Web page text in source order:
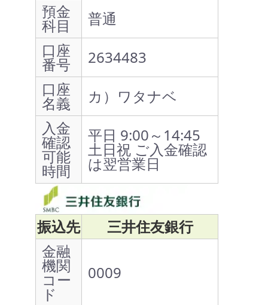
預金
科目
普通
口座
番号
2634483
口座
名義
カ）ワタナベ
入金
確認
可能
時間
平日 9:00～14:45
土日祝 ご入金確認
は翌営業日
振込先
三井住友銀行
金融
機関
コー
ド
0009